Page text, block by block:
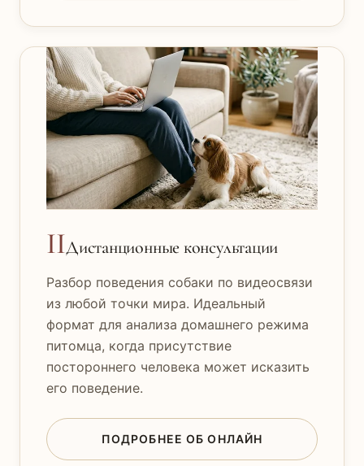
IIДистанционные консультации
Разбор поведения собаки по видеосвязи
из любой точки мира. Идеальный
формат для анализа домашнего режима
питомца, когда присутствие
постороннего человека может исказить
его поведение.
ПОДРОБНЕЕ ОБ ОНЛАЙН